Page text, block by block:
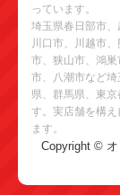
っています。
埼玉県春日部市、
川口市、川越市
市、狭山市、鴻
市、八潮市など
県、群馬県、東
す。実店舗を構
ます。
Copyright ©